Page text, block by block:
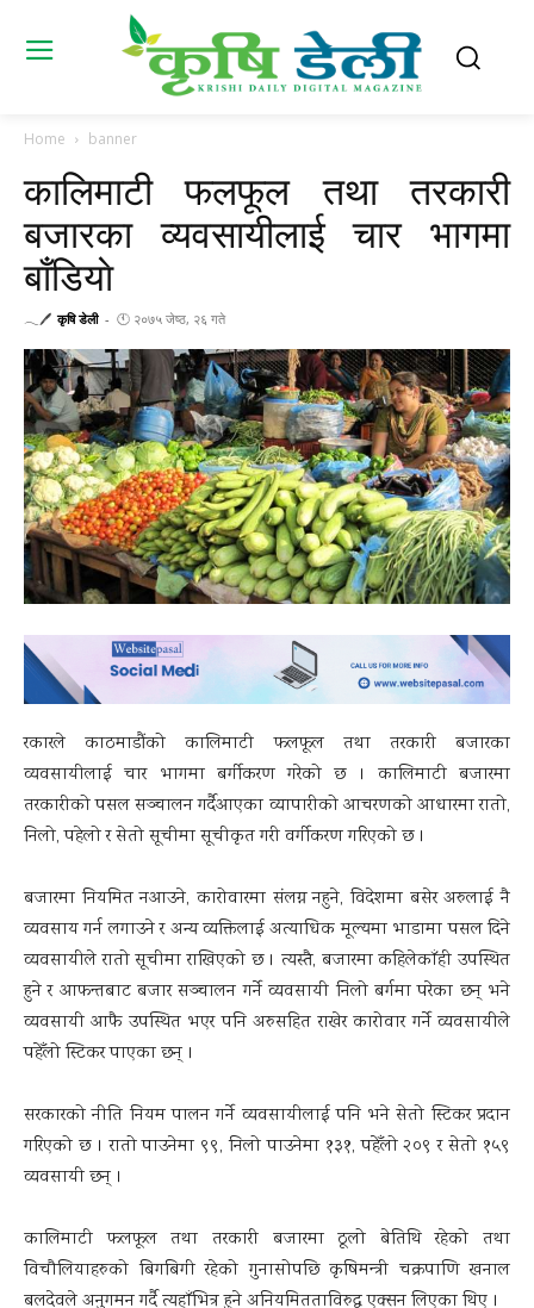
Home banner
कालिमाटी फलफूल तथा तरकारी
बजारका व्यवसायीलाई चार भागमा
बाँडियाे
𓂃🖊 कृषि डेली - 🕚 २०७५ जेष्ठ, २६ गते
रकारले काठमाडौंको कालिमाटी फलफूल तथा तरकारी बजारका
व्यवसायीलाई चार भागमा बर्गीकरण गरेको छ । कालिमाटी बजारमा
तरकारीको पसल सञ्चालन गर्दैआएका व्यापारीको आचरणको आधारमा रातो,
निलो, पहेलो र सेतो सूचीमा सूचीकृत गरी वर्गीकरण गरिएको छ ।
बजारमा नियमित नआउने, कारोवारमा संलग्न नहुने, विदेशमा बसेर अरुलाई नै
व्यवसाय गर्न लगाउने र अन्य व्यक्तिलाई अत्याधिक मूल्यमा भाडामा पसल दिने
व्यवसायीले रातो सूचीमा राखिएको छ । त्यस्तै, बजारमा कहिलेकाँही उपस्थित
हुने र आफन्तबाट बजार सञ्चालन गर्ने व्यवसायी निलो बर्गमा परेका छन् भने
व्यवसायी आफै उपस्थित भएर पनि अरुसहित राखेर कारोवार गर्ने व्यवसायीले
पहेँलो स्टिकर पाएका छन् ।
सरकारको नीति नियम पालन गर्ने व्यवसायीलाई पनि भने सेतो स्टिकर प्रदान
गरिएको छ । रातो पाउनेमा ९९, निलो पाउनेमा १३१, पहेँलो २०९ र सेतो १५९
व्यवसायी छन् ।
कालिमाटी फलफूल तथा तरकारी बजारमा ठूलो बेतिथि रहेको तथा
विचौलियाहरुको बिगबिगी रहेको गुनासोपछि कृषिमन्त्री चक्रपाणि खनाल
बलदेवले अनुगमन गर्दै त्यहाँभित्र हुने अनियमितताविरुद्ध एक्सन लिएका थिए ।